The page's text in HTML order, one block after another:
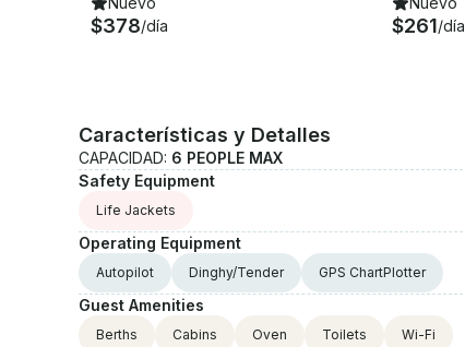
$378/día $261/día
Características y Detalles
CAPACIDAD: 6 PEOPLE MAX
Safety Equipment
Life Jackets
Operating Equipment
Autopilot Dinghy/Tender GPS ChartPlotter
Guest Amenities
Berths Cabins Oven Toilets Wi-Fi